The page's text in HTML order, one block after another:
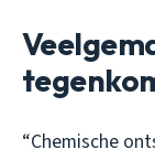
“Chemische